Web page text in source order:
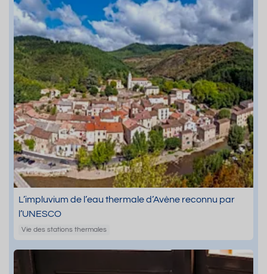
L’impluvium de l’eau thermale d’Avène reconnu par
l’UNESCO
Vie des stations thermales